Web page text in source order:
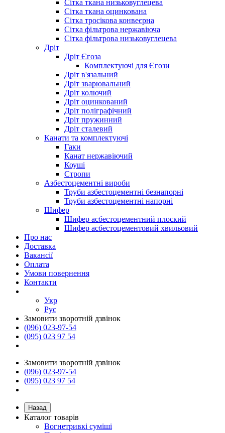
Сітка ткана низьковуглецева
Сітка ткана оцинкована
Сітка тросікова конвеєрна
Сітка фільтрова нержавіюча
Сітка фільтрова низьковуглецева
Дріт
Дріт Єгоза
Комплектуючі для Єгози
Дріт в'язальний
Дріт зварювальний
Дріт колючий
Дріт оцинкований
Дріт поліграфічний
Дріт пружинний
Дріт сталевий
Канати та комплектуючі
Гаки
Канат нержавіючий
Коуші
Стропи
Азбестоцементні вироби
Труби азбестоцементні безнапорні
Труби азбестоцементні напорні
Шифер
Шифер асбестоцементний плоский
Шифер асбестоцементовий хвильовий
Про нас
Доставка
Вакансії
Оплата
Умови повернення
Контакти
Укр
Рус
Замовити зворотній дзвінок
(096) 023-97-54
(095) 023 97 54
Замовити зворотній дзвінок
(096) 023-97-54
(095) 023 97 54
Назад
Каталог товарів
Вогнетривкі суміші